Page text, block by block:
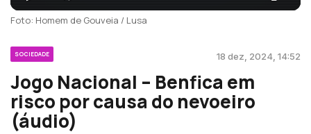
Foto: Homem de Gouveia / Lusa
SOCIEDADE 18 dez, 2024, 14:52
Jogo Nacional – Benfica em
risco por causa do nevoeiro
(áudio)